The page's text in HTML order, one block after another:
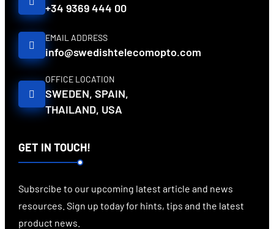
+34 9369 444 00
EMAIL ADDRESS
info@swedishtelecomopto.com
OFFICE LOCATION
SWEDEN, SPAIN,
THAILAND, USA
GET IN TOUCH!
Subsrcibe to our upcoming latest article and news
resources. Sign up today for hints, tips and the latest
product news.